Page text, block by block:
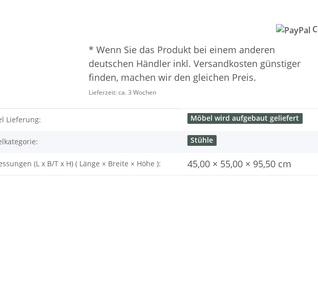
* Wenn Sie das Produkt bei einem anderen
deutschen Händler inkl. Versandkosten günstiger
finden, machen wir den gleichen Preis.
Lieferzeit:ca. 3 Wochen
Lieferung: Möbel wird aufgebaut geliefert
Stühle
(L x B/T x H) ( Länge × Breite × Höhe ): 45,00 × 55,00 × 95,50 cm